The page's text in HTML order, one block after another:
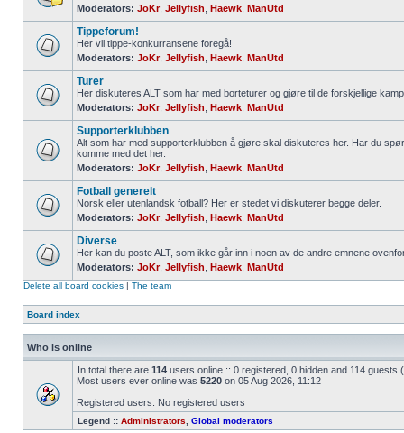
Moderators: JoKr, Jellyfish Haewk ManUtd
Tippeforum!
Her vil tippe-konkurransene foregå!
Moderators: JoKr, Jellyfish Haewk ManUtd
Turer
Her diskuteres ALT som har med borteturer og gjøre til de forskjellige
Moderators: JoKr, Jellyfish Haewk ManUtd
Supporterklubben
Alt som har med supporterklubben å gjøre skal diskuteres her. Har du
komme med det her.
Moderators: JoKr, Jellyfish Haewk ManUtd
Fotball generelt
Norsk eller utenlandsk fotball? Her er stedet vi diskuterer begge deler.
Moderators: JoKr, Jellyfish Haewk ManUtd
Diverse
Her kan du poste ALT, som ikke går inn i noen av de andre emnene
Moderators: JoKr, Jellyfish Haewk ManUtd
Delete all board cookies | The team
Board index
Who is online
In total there are 114 users online :: 0 registered, 0 hidden and 114
Most users ever online was 5220 on 05 Aug 2026, 11:12
Registered users: No registered users
Legend :: Administrators Global moderators